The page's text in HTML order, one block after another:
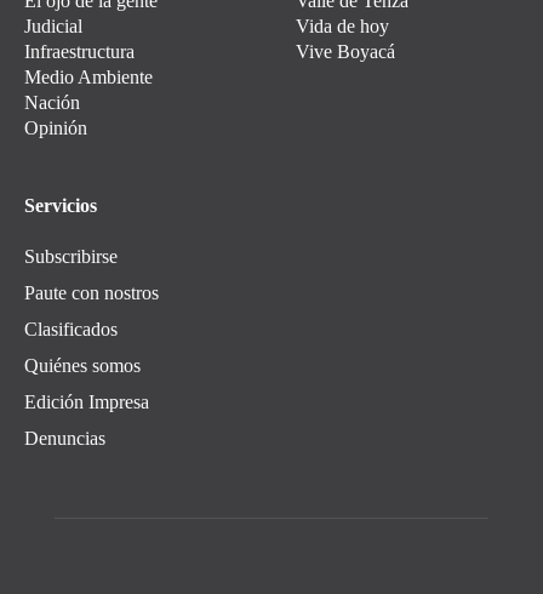
Judicial
Infraestructura
Medio Ambiente
Nación
Opinión
Vida de hoy
Vive Boyacá
Servicios
Subscribirse
Paute con nostros
Clasificados
Quiénes somos
Edición Impresa
Denuncias